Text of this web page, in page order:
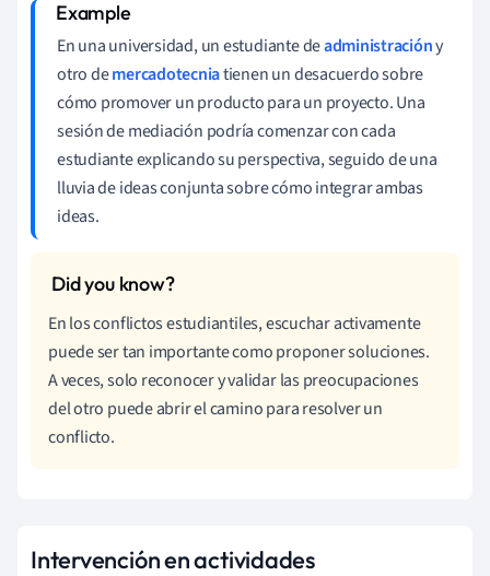
En una universidad, un estudiante deadministracióny
otro demercadotecniatienen un desacuerdo sobre
cómo promover un producto para un proyecto. Una
sesión de mediación podría comenzar con cada
estudiante explicando su perspectiva, seguido de una
lluvia de ideas conjunta sobre cómo integrar ambas
ideas.
En los conflictos estudiantiles, escuchar activamente
puede ser tan importante como proponer soluciones.
A veces, solo reconocer y validar las preocupaciones
del otro puede abrir el camino para resolver un
conflicto.
Intervención en actividades